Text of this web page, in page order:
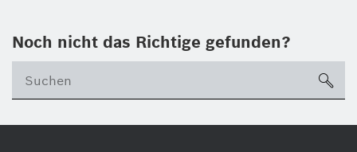
Noch nicht das Richtige gefunden?